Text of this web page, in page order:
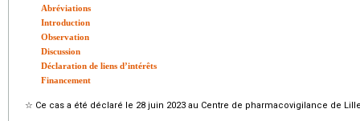
Abréviations
Introduction
Observation
Discussion
Déclaration de liens d’intérêts
Financement
☆ Ce cas a été déclaré le 28 juin 2023 au Centre de pharmacovigilance de